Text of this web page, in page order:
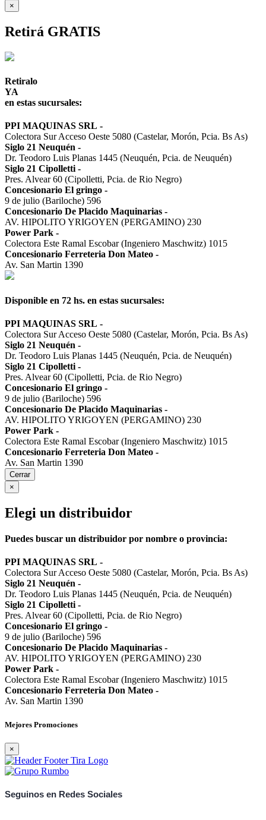
×
Retirá GRATIS
Retiralo
YA
en estas sucursales:
PPI MAQUINAS SRL -
Colectora Sur Acceso Oeste 5080 (Castelar, Morón, Pcia. Bs As)
Siglo 21 Neuquén -
Dr. Teodoro Luis Planas 1445 (Neuquén, Pcia. de Neuquén)
Siglo 21 Cipolletti -
Pres. Alvear 60 (Cipolletti, Pcia. de Rio Negro)
Concesionario El gringo -
9 de julio (Bariloche) 596
Concesionario De Placido Maquinarias -
AV. HIPOLITO YRIGOYEN (PERGAMINO) 230
Power Park -
Colectora Este Ramal Escobar (Ingeniero Maschwitz) 1015
Concesionario Ferreteria Don Mateo -
Av. San Martin 1390
Disponible en 72 hs. en estas sucursales:
PPI MAQUINAS SRL -
Colectora Sur Acceso Oeste 5080 (Castelar, Morón, Pcia. Bs As)
Siglo 21 Neuquén -
Dr. Teodoro Luis Planas 1445 (Neuquén, Pcia. de Neuquén)
Siglo 21 Cipolletti -
Pres. Alvear 60 (Cipolletti, Pcia. de Rio Negro)
Concesionario El gringo -
9 de julio (Bariloche) 596
Concesionario De Placido Maquinarias -
AV. HIPOLITO YRIGOYEN (PERGAMINO) 230
Power Park -
Colectora Este Ramal Escobar (Ingeniero Maschwitz) 1015
Concesionario Ferreteria Don Mateo -
Av. San Martin 1390
Cerrar
×
Elegi un distribuidor
Puedes buscar un distribuidor por nombre o provincia:
PPI MAQUINAS SRL -
Colectora Sur Acceso Oeste 5080 (Castelar, Morón, Pcia. Bs As)
Siglo 21 Neuquén -
Dr. Teodoro Luis Planas 1445 (Neuquén, Pcia. de Neuquén)
Siglo 21 Cipolletti -
Pres. Alvear 60 (Cipolletti, Pcia. de Rio Negro)
Concesionario El gringo -
9 de julio (Bariloche) 596
Concesionario De Placido Maquinarias -
AV. HIPOLITO YRIGOYEN (PERGAMINO) 230
Power Park -
Colectora Este Ramal Escobar (Ingeniero Maschwitz) 1015
Concesionario Ferreteria Don Mateo -
Av. San Martin 1390
Mejores Promociones
×
Seguinos en Redes Sociales